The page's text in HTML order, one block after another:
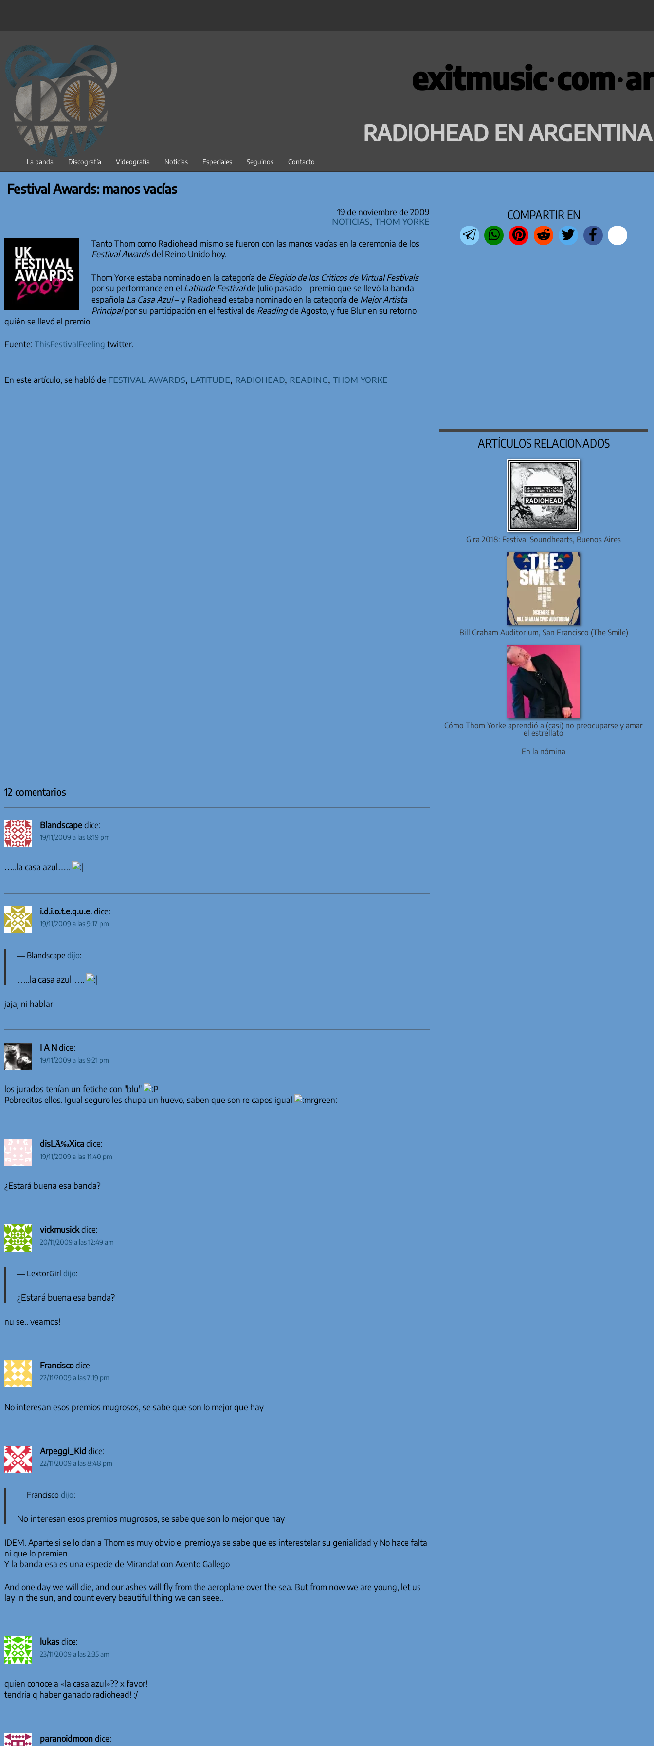
contenido
exitmusic·com·ar
RADIOHEAD EN ARGENTINA
La banda Discografía Videografía Noticias Especiales Seguinos Contacto
Festival Awards: manos vacías
19 de noviembre de 2009
Noticias Thom Yorke
Tanto Thom como Radiohead mismo se fueron con las manos vacías en la ceremonia de los
Festival Awardsdel Reino Unido hoy.
Thom Yorke estaba nominado en la categoría de Elegido de los Criticos de Virtual Festivals
por su performance en el Latitude Festivalde Julio pasado – premio que se llevó la banda
española La Casa Azul– y Radiohead estaba nominado en la categoría de Mejor Artista
Principalpor su participación en el festival de Readingde Agosto, y fue Blur en su retorno
quién se llevó el premio.
Fuente: ThisFestivalFeeling twitter.
En este artículo, se habló de festival awards latitude radiohead, reading thom yorke
COMPARTIR EN
ARTÍCULOS RELACIONADOS
Gira 2018: Festival Soundhearts, Buenos Aires
Bill Graham Auditorium, San Francisco (The Smile)
Cómo Thom Yorke aprendió a (casi) no preocuparse y amar
el estrellato
En la nómina
12 comentarios
Blandscape dice:
19/11/2009 a las 8:19 pm
…..la casa azul…..
i.d.i.o.t.e.q.u.e. dice:
19/11/2009 a las 9:17 pm
Blandscape dijo:
…..la casa azul…..
jajaj ni hablar.
I A N dice:
19/11/2009 a las 9:21 pm
los jurados tenían un fetiche con "blu"
Pobrecitos ellos. Igual seguro les chupa un huevo, saben que son re capos igual
disLÃ‰Xica dice:
19/11/2009 a las 11:40 pm
¿Estará buena esa banda?
vickmusick dice:
20/11/2009 a las 12:49 am
LextorGirl dijo:
¿Estará buena esa banda?
nu se.. veamos!
Francisco dice:
22/11/2009 a las 7:19 pm
No interesan esos premios mugrosos, se sabe que son lo mejor que hay
Arpeggi_Kid dice:
22/11/2009 a las 8:48 pm
Francisco dijo:
No interesan esos premios mugrosos, se sabe que son lo mejor que hay
IDEM. Aparte si se lo dan a Thom es muy obvio el premio,ya se sabe que es interestelar su genialidad y No hace falta
ni que lo premien.
Y la banda esa es una especie de Miranda! con Acento Gallego
And one day we will die, and our ashes will fly from the aeroplane over the sea. But from now we are young, let us
lay in the sun, and count every beautiful thing we can seee..
lukas dice:
23/11/2009 a las 2:35 am
quien conoce a «la casa azul»?? x favor!
tendria q haber ganado radiohead! :/
paranoidmoon dice: